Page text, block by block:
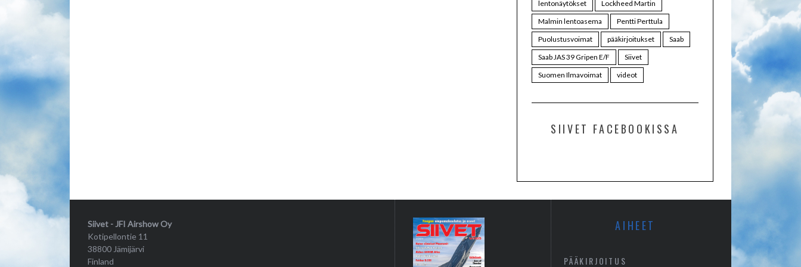
lentonäytökset
Lockheed Martin
Malmin lentoasema
Pentti Perttula
Puolustusvoimat
pääkirjoitukset
Saab
Saab JAS 39 Gripen E/F
Siivet
Suomen Ilmavoimat
videot
SIIVET FACEBOOKISSA
Siivet - JFI Airshow Oy
Kotipellontie 11
38800 Jämijärvi
Finland
AIHEET
PÄÄKIRJOITUS